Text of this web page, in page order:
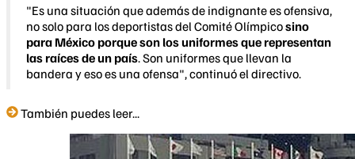
"Es una situación que además de indignante es ofensiva,
no solo para los deportistas del Comité Olímpicosino
para México porque son los uniformes que representan
las raíces de un país. Son uniformes que llevan la
bandera y eso es una ofensa", continuó el directivo.
También puedes leer...